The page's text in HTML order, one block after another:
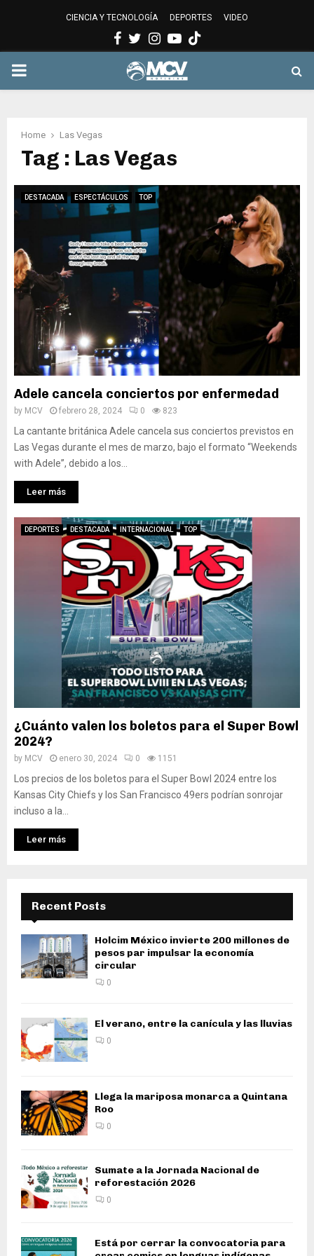
CIENCIA Y TECNOLOGÍA DEPORTES VIDEO
Facebook
Twitter
Instagram
Youtube
PRIMARY
Home Las Vegas
Tag : Las Vegas
DESTACADA ESPECTÁCULOS TOP
Adele cancela conciertos por enfermedad
by MCV febrero 28, 2024 0 823
La cantante británica Adele cancela sus conciertos previstos en
Las Vegas durante el mes de marzo, bajo el formato “Weekends
with Adele”, debido a los...
Leer más
DEPORTES DESTACADA INTERNACIONAL TOP
¿Cuánto valen los boletos para el Super Bowl
2024?
by MCV enero 30, 2024 0 1151
Los precios de los boletos para el Super Bowl 2024 entre los
Kansas City Chiefs y los San Francisco 49ers podrían sonrojar
incluso a la...
Leer más
Recent Posts
Holcim México invierte 200 millones de
pesos par impulsar la economía
circular
0
El verano, entre la canícula y las lluvias
0
Llega la mariposa monarca a Quintana
Roo
0
Sumate a la Jornada Nacional de
reforestación 2026
0
Está por cerrar la convocatoria para